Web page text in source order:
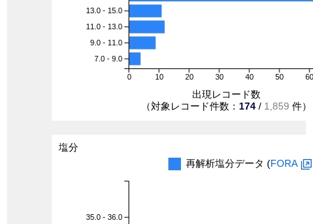
0 10 20 30 40 50 60
13.0 - 15.0
11.0 - 13.0
9.0 - 11.0
7.0 - 9.0
出現レコード数
（対象レコード件数： 174 / 1,859 件）
塩分
再解析塩分データ (FORA
35.0 - 36.0